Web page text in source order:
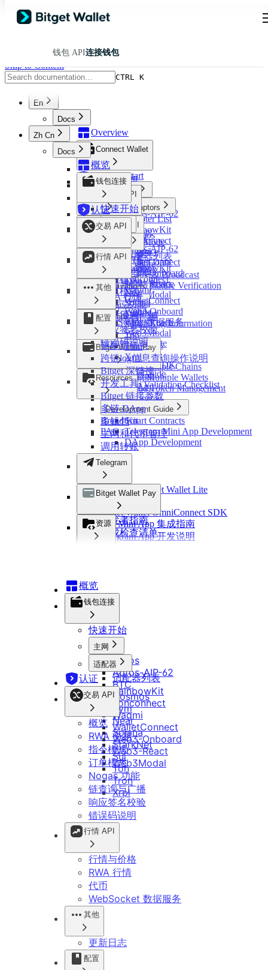
钱包 API连接钱包
Skip to Content
CTRL K
En
Docs
Overview
Connect Wallet
Quick Start
Mainnets
Aptos
Aptos-AIP-62
BTC
Cosmos
Evm
Near
Solana
StarkNet
Sui
Ton
Tron
Xrpl
Wallet Adaptors
Adapter List
RainbowKit
TonConnect
Wagmi
WalletConnect
Web3-Onboard
Web3-React
Web3Modal
Certification
Trading API
Overview
RWA Trading
Instruction Mode
Order Mode
Nogas Feature
Chain Query & Broadcast
Response Signature Verification
Error Codes
Markets API
Market & Price
RWA Market Data
Token
WebSocket Service
Resources
Change Logs
Configurations
Chain Config
Cross-Chain Log Information
Deeplink
Developer Tools
Link Parameters
Managing Multiple Chains
Connecting Multiple Wallets
Mainnet and Token Management
Invoke Transfer
Telegram
Bitget Wallet Lite
OmniConnect
OmniConnect SDK
Ton Mini App
Ton Web App
Bitget Wallet Pay
Developer Guide
Integration Validation Checklist
Resources
Development Guide
Smart Contracts
Telegram Mini App Development
DApp Development
Brand Kit
FAQ
Zh Cn
Docs
概览
钱包连接
快速开始
主网
Aptos
Aptos-AIP-62
BTC
Cosmos
Evm
Near
Solana
StarkNet
Sui
Ton
Tron
Xrpl
适配器
适配器列表
RainbowKit
Tonconnect
Wagmi
WalletConnect
Web3-Onboard
Web3-React
Web3Modal
认证
交易 API
概览
RWA 交易
指令模式
订单模式
Nogas 功能
链查询与广播
响应签名校验
错误码说明
行情 API
行情与价格
RWA 行情
代币
WebSocket 数据服务
其他
更新日志
配置
链配置信息
跨链log信息查询操作说明
Bitget 深链接
开发工具
Bitget 链接参数
多链 DApp
多钱包
主网和代币管理
调用转账
Telegram
继续集成 Bitget Wallet Lite
OmniConnect
Bitget Wallet OmniConnect SDK
Ton Mini App 集成指南
Telegram App 开发说明
Bitget Wallet Pay
开发者指南
集成检查清单
资源
概览
钱包连接
快速开始
主网
Aptos
Aptos-AIP-62
BTC
Cosmos
Evm
Near
Solana
StarkNet
Sui
Ton
Tron
Xrpl
适配器
适配器列表
RainbowKit
Tonconnect
Wagmi
WalletConnect
Web3-Onboard
Web3-React
Web3Modal
认证
交易 API
概览
RWA 交易
指令模式
订单模式
Nogas 功能
链查询与广播
响应签名校验
错误码说明
行情 API
行情与价格
RWA 行情
代币
WebSocket 数据服务
其他
更新日志
配置